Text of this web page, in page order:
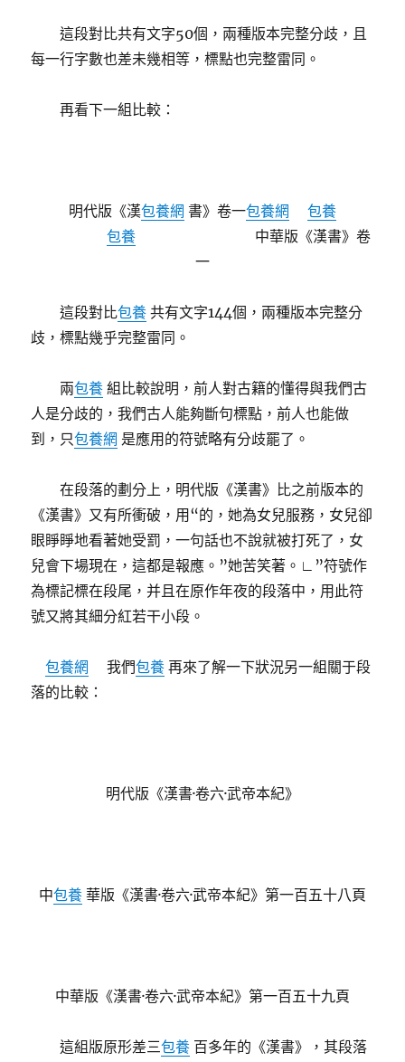
這段對比共有文字50個，兩種版本完整分歧，且
每一行字數也差未幾相等，標點也完整雷同。
再看下一組比較：
明代版《漢包養網 書》卷一包養網
包養
包養 中華版《漢書》卷
一
這段對比包養 共有文字144個，兩種版本完整分
歧，標點幾乎完整雷同。
兩包養 組比較說明，前人對古籍的懂得與我們古
人是分歧的，我們古人能夠斷句標點，前人也能做
到，只包養網 是應用的符號略有分歧罷了。
在段落的劃分上，明代版《漢書》比之前版本的
《漢書》又有所衝破，用“的，她為女兒服務，女兒卻
眼睜睜地看著她受罰，一句話也不說就被打死了，女
兒會下場現在，這都是報應。”她苦笑著。∟”符號作
為標記標在段尾，并且在原作年夜的段落中，用此符
號又將其細分紅若干小段。
包養網 我們包養 再來了解一下狀況另一組關于段
落的比較：
明代版《漢書·卷六·武帝本紀》
中包養 華版《漢書·卷六·武帝本紀》第一百五十八頁
中華版《漢書·卷六·武帝本紀》第一百五十九頁
這組版原形差三包養 百多年的《漢書》，其段落